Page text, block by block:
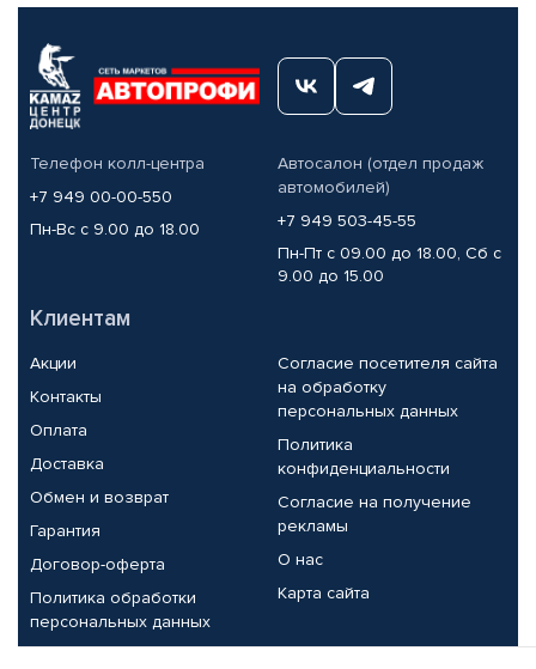
Телефон колл-центра
+7 949 00-00-550
Пн-Вс с 9.00 до 18.00
Автосалон (отдел продаж
автомобилей)
+7 949 503-45-55
Пн-Пт с 09.00 до 18.00, Сб с
9.00 до 15.00
Клиентам
Акции
Контакты
Оплата
Доставка
Обмен и возврат
Гарантия
Договор-оферта
Политика обработки
персональных данных
Согласие посетителя сайта
на обработку
персональных данных
Политика
конфиденциальности
Согласие на получение
рекламы
О нас
Карта сайта